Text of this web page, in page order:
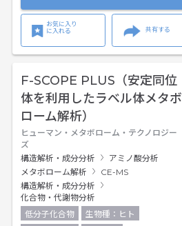
お気に入り
に入れる
共有する
F-SCOPE PLUS（安定同位
体を利用したラベル体メタボ
ローム解析）
ヒューマン・メタボローム・テクノロジー
ズ
構造解析・成分分析
アミノ酸分析
メタボローム解析
CE-MS
構造解析・成分分析
化合物・代謝物分析
低分子化合物
生物種：ヒト